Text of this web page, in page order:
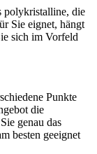
polykristalline, die
Sie eignet, hängt
sich im Vorfeld
Punkte
die
genau das
besten geeignet